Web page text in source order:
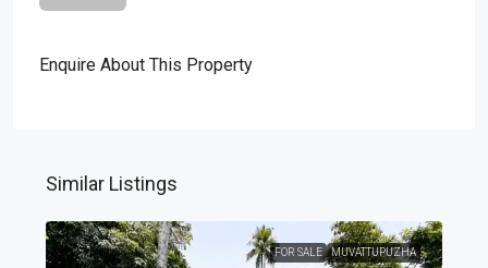
Enquire About This Property
Similar Listings
FOR SALE MUVATTUPUZHA